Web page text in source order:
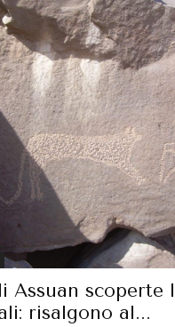
Assuan scoperte
risalgono al...